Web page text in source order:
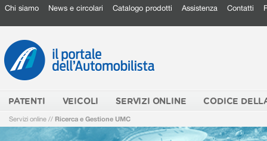
Chi siamo News e circolari Catalogo prodotti Assistenza Contatti
PATENTI VEICOLI SERVIZI ONLINE CODICE
Servizi online // Ricerca e Gestione UMC